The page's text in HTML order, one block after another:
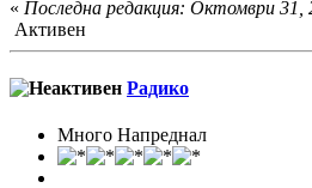
« Последна редакция: Октомври
Активен
Радико
Много Напреднал